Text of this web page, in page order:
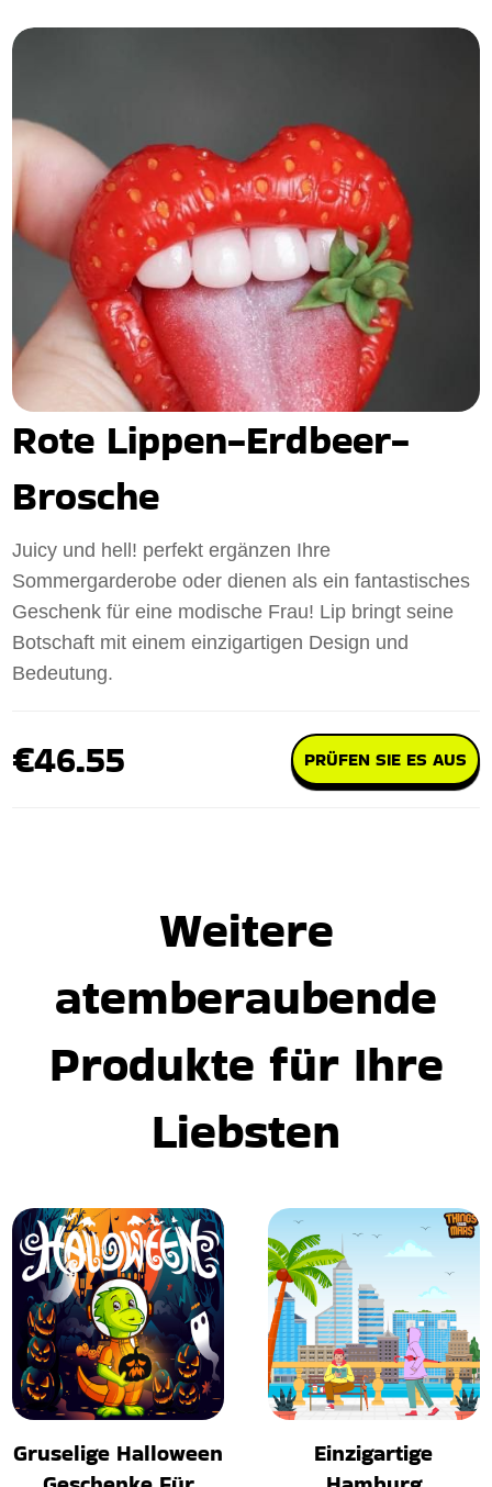
Rote Lippen-Erdbeer-
Brosche
Juicy und hell! perfekt ergänzen Ihre
Sommergarderobe oder dienen als ein fantastisches
Geschenk für eine modische Frau! Lip bringt seine
Botschaft mit einem einzigartigen Design und
Bedeutung.
€46.55 PRÜFEN SIE ES AUS
Weitere
atemberaubende
Produkte für Ihre
Liebsten
Gruselige Halloween
Einzigartige